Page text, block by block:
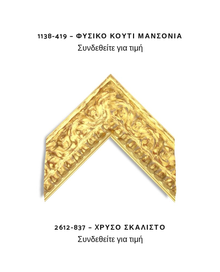
1138-419 – ΦΥΣΙΚΌ ΚΟΥΤΊ ΜΑΝΣΌΝΙΑ
Συνδεθείτε για τιμή
2612-837 – XΡΥΣΌ ΣΚΑΛΙΣΤΌ
Συνδεθείτε για τιμή